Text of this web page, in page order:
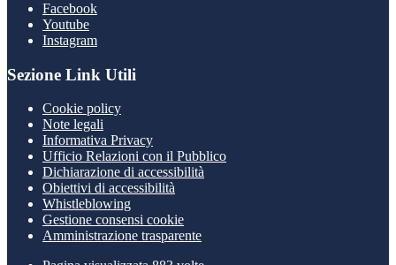
Facebook
Youtube
Instagram
Sezione Link Utili
Cookie policy
Note legali
Informativa Privacy
Ufficio Relazioni con il Pubblico
Dichiarazione di accessibilità
Obiettivi di accessibilità
Whistleblowing
Gestione consensi cookie
Amministrazione trasparente